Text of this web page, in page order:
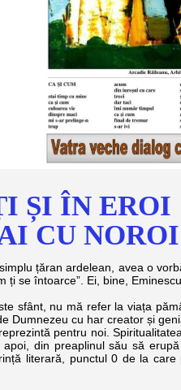
ȘI ÎN EROI
CU NOROI
țăran ardelean, avea o
ți se întoarce”. Ei, bine,
nu mă refer la viața
Dumnezeu cu har creator și
pentru noi.
din preaplinul său să
literară, punctul 0 de la